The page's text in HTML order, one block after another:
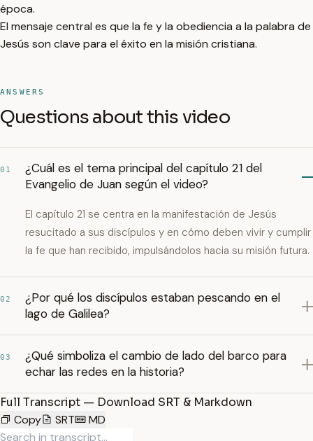
época.
El mensaje central es que la fe y la obediencia a la palabra de
Jesús son clave para el éxito en la misión cristiana.
ANSWERS
Questions about this video
01
¿Cuál es el tema principal del capítulo 21 del
Evangelio de Juan según el video?
El capítulo 21 se centra en la manifestación de Jesús
resucitado a sus discípulos y en cómo deben vivir y cumplir
la fe que han recibido, impulsándolos hacia su misión futura.
02
¿Por qué los discípulos estaban pescando en el
lago de Galilea?
03
¿Qué simboliza el cambio de lado del barco para
echar las redes en la historia?
Full Transcript — Download SRT & Markdown
Copy
SRT MD